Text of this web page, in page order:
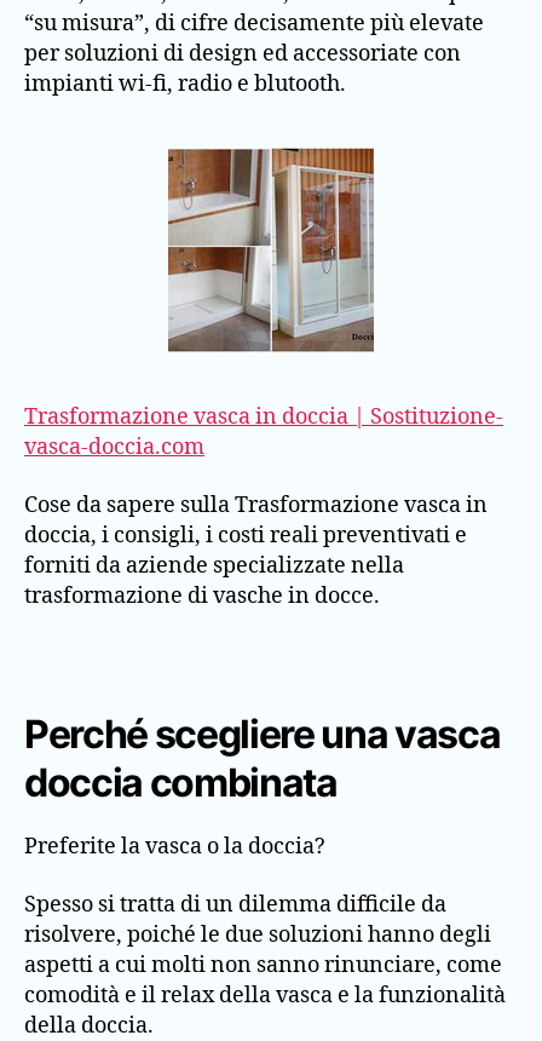
“su misura”, di cifre decisamente più elevate
per soluzioni di design ed accessoriate con
impianti wi-fi, radio e blutooth.
Trasformazione vasca in doccia | Sostituzione-
vasca-doccia.com
Cose da sapere sulla Trasformazione vasca in
doccia, i consigli, i costi reali preventivati e
forniti da aziende specializzate nella
trasformazione di vasche in docce.
Perché scegliere una vasca
doccia combinata
Preferite la vasca o la doccia?
Spesso si tratta di un dilemma difficile da
risolvere, poiché le due soluzioni hanno degli
aspetti a cui molti non sanno rinunciare, come
comodità e il relax della vasca e la funzionalità
della doccia.